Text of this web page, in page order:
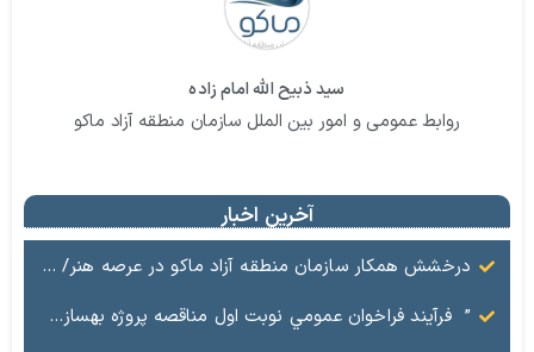
سید ذبیح الله امام زاده
روابط عمومی و امور بین الملل سازمان منطقه آزاد ماکو
آخرین اخبار
درخشش همکار سازمان منطقه آزاد ماکو در عرصه هنر/ مستند تاریخی «زری خانم» به کارگردانی احد عبادی رونمایی شد
” فرآيند فراخوان عمومي نوبت اول مناقصه پروژه بهسازي و آسفالت راه و پاركينگ مجموعه آب درماني شهرستان شوط منطقه آزاد ماكو “